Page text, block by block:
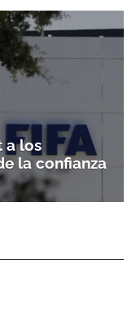
a los
la confianza